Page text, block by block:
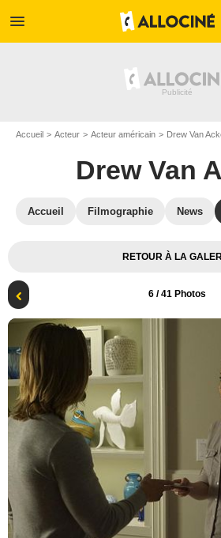
menu
Accueil Acteur Acteur américain Drew Van
Drew Van
Accueil Filmographie News
RETOUR À LA
6/ 41 Photos